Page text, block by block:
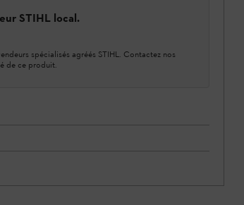
STIHL local.
spécialisés agréés STIHL. Contactez nos
de ce produit.